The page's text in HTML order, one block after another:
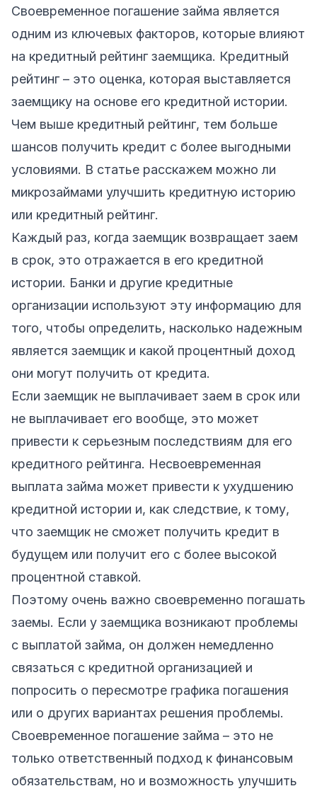
Своевременное погашение займа является
одним из ключевых факторов, которые влияют
на кредитный рейтинг заемщика. Кредитный
рейтинг – это оценка, которая выставляется
заемщику на основе его кредитной истории.
Чем выше кредитный рейтинг, тем больше
шансов получить кредит с более выгодными
условиями. В статье расскажем можно ли
микрозаймами улучшить кредитную историю
или кредитный рейтинг.
Каждый раз, когда заемщик возвращает заем
в срок, это отражается в его кредитной
истории. Банки и другие кредитные
организации используют эту информацию для
того, чтобы определить, насколько надежным
является заемщик и какой процентный доход
они могут получить от кредита.
Если заемщик не выплачивает заем в срок или
не выплачивает его вообще, это может
привести к серьезным последствиям для его
кредитного рейтинга. Несвоевременная
выплата займа может привести к ухудшению
кредитной истории и, как следствие, к тому,
что заемщик не сможет получить кредит в
будущем или получит его с более высокой
процентной ставкой.
Поэтому очень важно своевременно погашать
заемы. Если у заемщика возникают проблемы
с выплатой займа, он должен немедленно
связаться с кредитной организацией и
попросить о пересмотре графика погашения
или о других вариантах решения проблемы.
Своевременное погашение займа – это не
только ответственный подход к финансовым
обязательствам, но и возможность улучшить